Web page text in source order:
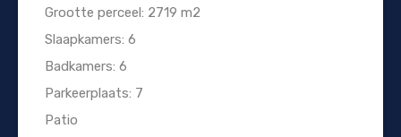
Grootte perceel: 2719 m2
Slaapkamers: 6
Badkamers: 6
Parkeerplaats: 7
Patio